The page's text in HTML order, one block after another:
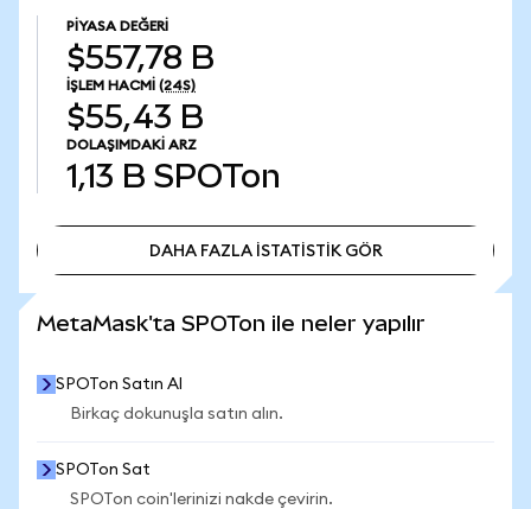
PIYASA DEĞERI
$557,78 B
İŞLEM HACMI (24S)
$55,43 B
DOLAŞIMDAKI ARZ
1,13 B SPOTon
DAHA FAZLA İSTATİSTİK GÖR
MetaMask'ta SPOTon ile neler yapılır
SPOTon Satın Al
Birkaç dokunuşla satın alın.
SPOTon Sat
SPOTon coin'lerinizi nakde çevirin.